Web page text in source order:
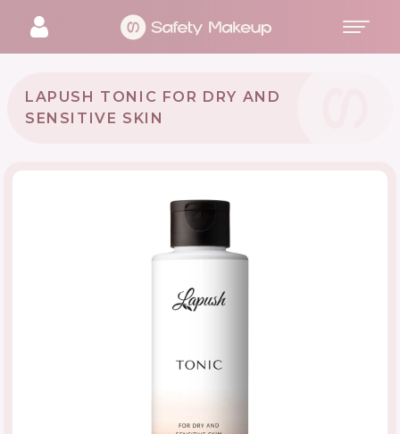
LAPUSH TONIC FOR DRY AND
SENSITIVE SKIN